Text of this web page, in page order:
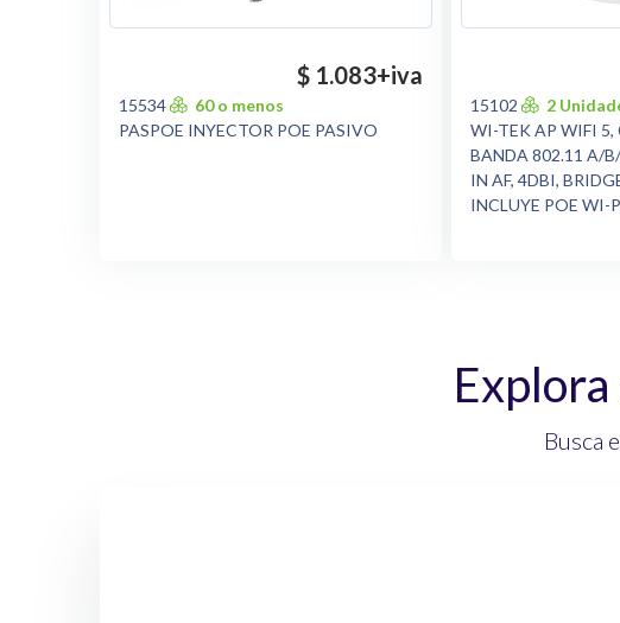
$ 1.083+iva
15534
60 o menos
PASPOE INYECTOR POE PASIVO
15102
2
WI-TEK AP WIFI 5,
BANDA 802.11 A/
IN AF, 4DBI,
INCLUYE POE WI-
Busca